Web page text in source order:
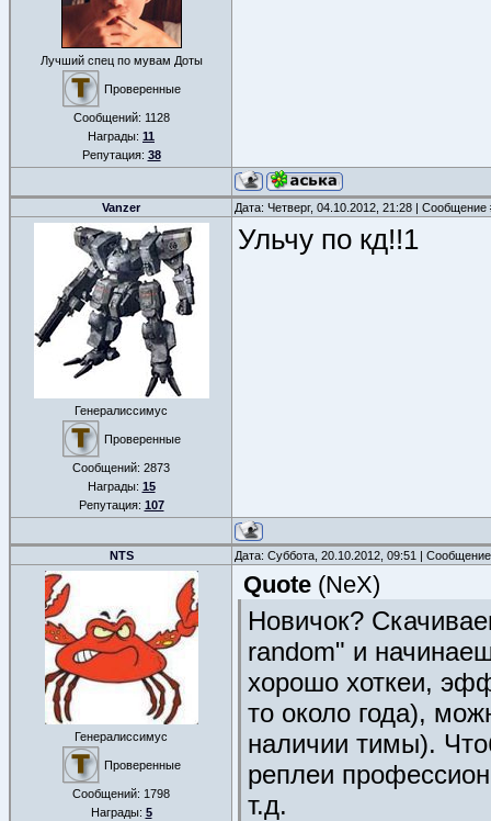
Лучший спец по мувам Доты
Проверенные
Сообщений: 1128
Награды: 11
Репутация: 38
Vanzer Дата: Четверг, 04.10.2012, 21:28 |
Генералиссимус
Проверенные
Сообщений: 2873
Награды: 15
Репутация: 107
Ульчу по кд!!1
NTS Дата: Суббота, 20.10.2012, 09:51 |
Генералиссимус
Проверенные
Сообщений: 1798
Награды: 5
Quote (NeX)
Новичок?
random" и
хорошо хоткеи,
то около года),
наличии тимы).
реплеи
т.д.